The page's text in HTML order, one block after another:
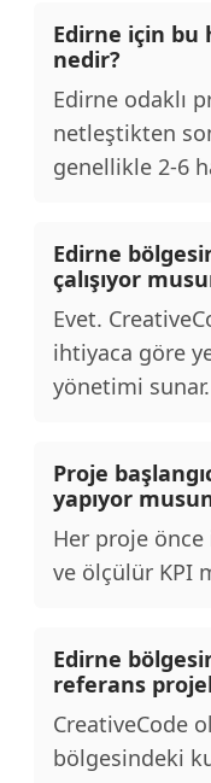
Edirne için
nedir?
Edirne odaklı
netleştikten
genellikle 2-6
Edirne
çalışıyor
Evet.
ihtiyaca göre
yönetimi sunar.
Proje
yapıyor
Her proje
ve ölçülür KPI
Edirne
referans
CreativeCode
bölgesindeki